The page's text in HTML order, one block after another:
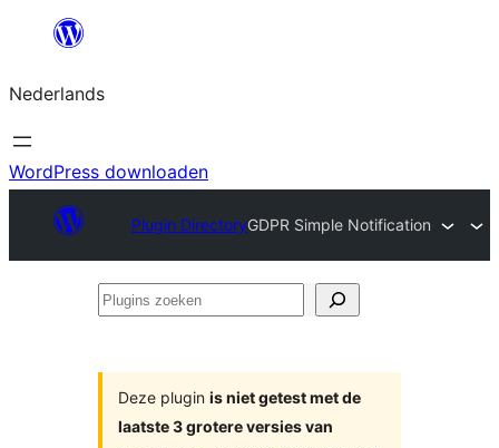
de
inhoud
Nederlands
WordPress downloaden
Plugin DirectoryGDPR Simple Notification
Plugins
Deze plugin is niet getest met de
laatste 3 grotere versies van